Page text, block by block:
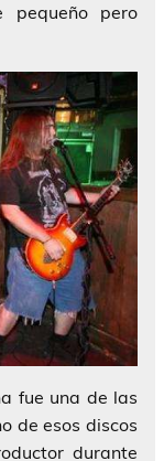
pequeño pero
fue una de las
de esos discos
durante